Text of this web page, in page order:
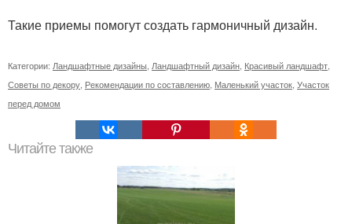
Такие приемы помогут создать гармоничный дизайн.
Категории: Ландшафтные дизайны Ландшафтный дизайн Красивый ландшафт
Советы по декору Рекомендации по составлению Маленький участок Участок
перед домом
Читайте также